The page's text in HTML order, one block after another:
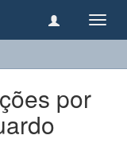
por